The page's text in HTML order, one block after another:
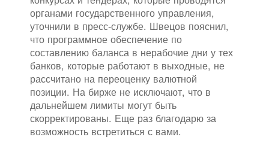
органами государственного управления,
уточнили в пресс-службе. Швецов пояснил,
что программное обеспечение по
составлению баланса в нерабочие дни у тех
банков, которые работают в выходные, не
рассчитано на переоценку валютной
позиции. На бирже не исключают, что в
дальнейшем лимиты могут быть
скорректированы. Еще раз благодарю за
возможность встретиться с вами.